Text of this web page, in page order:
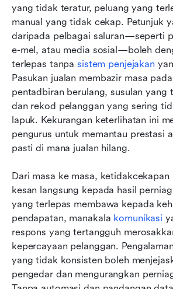
yang tidak teratur, peluang yang
manual yang tidak cekap. Petunjuk
daripada pelbagai saluran—seperti
e-mel, atau media sosial—boleh
terlepas tanpa sistem penjejakan
Pasukan jualan membazir masa
pentadbiran berulang, susulan yang
dan rekod pelanggan yang sering
lapuk. Kekurangan keterlihatan ini
pengurus untuk memantau prestasi
pasti di mana jualan hilang.
Dari masa ke masa, ketidakcekapan
kesan langsung kepada hasil
yang terlepas membawa kepada
pendapatan, manakala komunikasi
respons yang tertangguh
kepercayaan pelanggan.
yang tidak konsisten boleh
pengedar dan mengurangkan